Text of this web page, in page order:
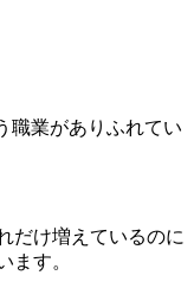
職業がありふれてい
だけ増えているのに
ます。